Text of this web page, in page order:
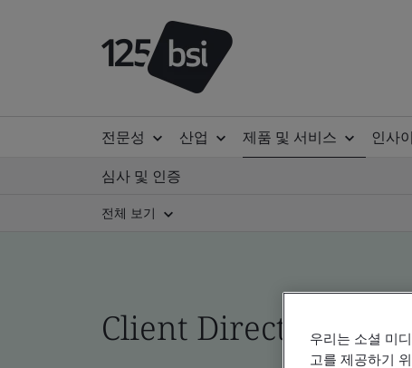
전문성 산업 제품 및 서비스 인사
심사 및 인증
전체 보기
Client Directory우리는 소셜 미
고를 제공하기